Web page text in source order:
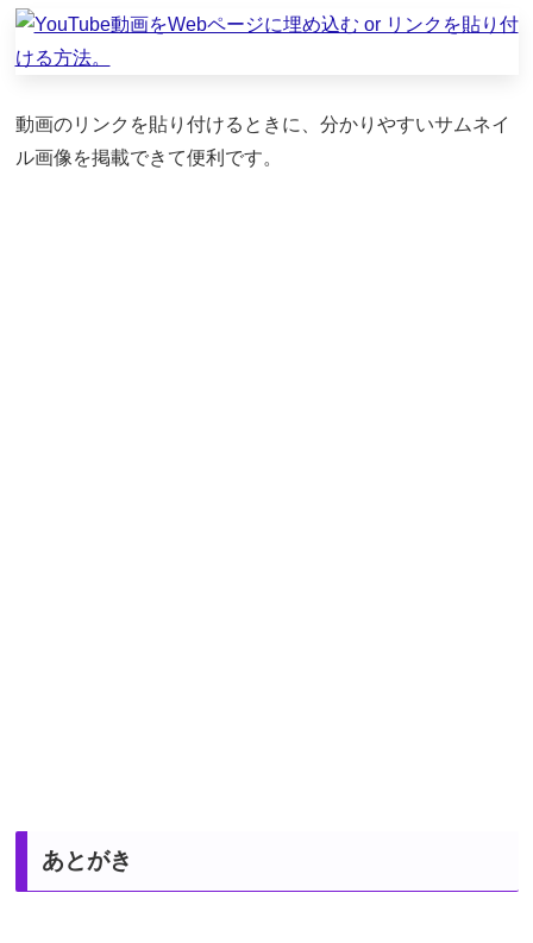
動画のリンクを貼り付けるときに、分かりやすいサムネイ
ル画像を掲載できて便利です。
あとがき